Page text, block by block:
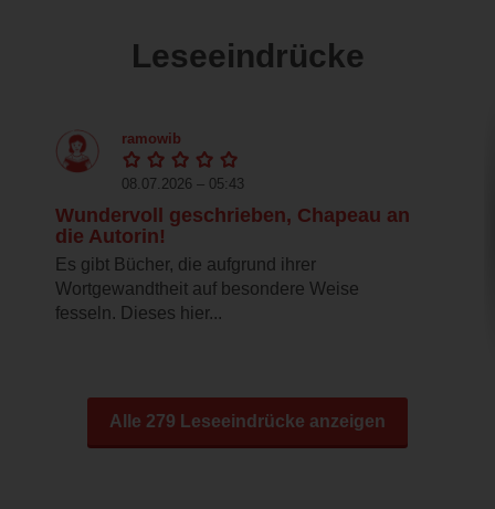
Leseeindrücke
ramowib
08.07.2026 – 05:43
Wundervoll geschrieben, Chapeau an
die Autorin!
Es gibt Bücher, die aufgrund ihrer
Wortgewandtheit auf besondere Weise
fesseln. Dieses hier...
Alle 279 Leseeindrücke anzeigen